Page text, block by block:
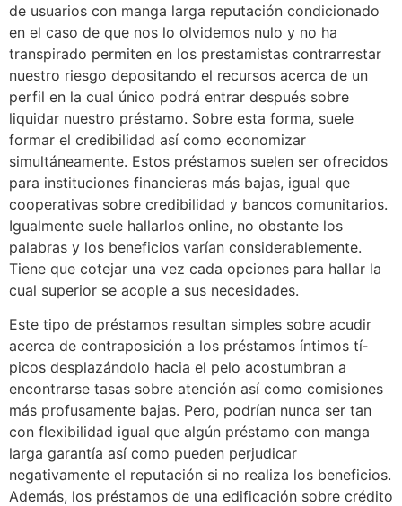
de usuarios con manga larga reputación condicionado
en el caso de que nos lo olvidemos nulo y no ha
transpirado permiten en los prestamistas contrarrestar
nuestro riesgo depositando el recursos acerca de un
perfil en la cual único podrá entrar después sobre
liquidar nuestro préstamo. Sobre esta forma, suele
formar el credibilidad así­ como economizar
simultáneamente. Estos préstamos suelen ser ofrecidos
para instituciones financieras más bajas, igual que
cooperativas sobre credibilidad y bancos comunitarios.
Igualmente suele hallarlos online, no obstante los
palabras y los beneficios varían considerablemente.
Tiene que cotejar una vez cada opciones para hallar la
cual superior se acople a sus necesidades.
Este tipo de préstamos resultan simples sobre acudir
acerca de contraposición a los préstamos íntimos tí­
picos desplazándolo hacia el pelo acostumbran a
encontrarse tasas sobre atención así­ como comisiones
más profusamente bajas. Pero, podrían nunca ser tan
con flexibilidad igual que algún préstamo con manga
larga garantía así­ como pueden perjudicar
negativamente el reputación si no realiza los beneficios.
Además, los préstamos de una edificación sobre crédito